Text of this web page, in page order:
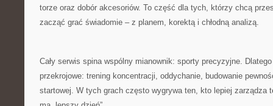
torze oraz dobór akcesoriów. To część dla tych, którzy chcą
zacząć grać świadomie – z planem, korektą i chłodną analizą.
Cały serwis spina wspólny mianownik: sporty precyzyjne.
przekrojowe: trening koncentracji, oddychanie, budowanie
startowej. W tych grach często wygrywa ten, kto lepiej zarządza